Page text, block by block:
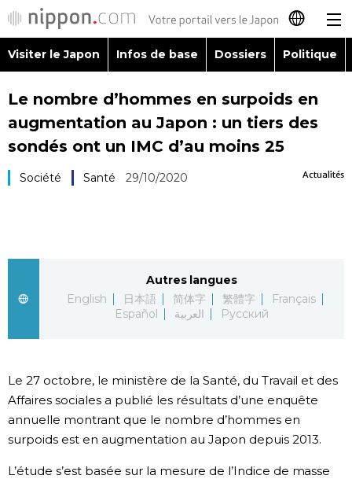
日本語
English
简体字
Русский
Visiter le Japon
Société
Culture
Gastronomie
Visiter le Japon Infos de base Dossiers Politique
Le nombre d’hommes en surpoids en
augmentation au Japon : un tiers des
sondés ont un IMC d’au moins 25
Actualités
Société Santé 29/10/2020
Autres langues
English
日本語 简体字 繁體字
Français
Español
العربية Русский
Le 27 octobre, le ministère de la Santé, du Travail et des
Affaires sociales a publié les résultats d’une enquête
annuelle montrant que le nombre d’hommes en
surpoids est en augmentation au Japon depuis 2013.
L’étude s’est basée sur la mesure de l’Indice de masse